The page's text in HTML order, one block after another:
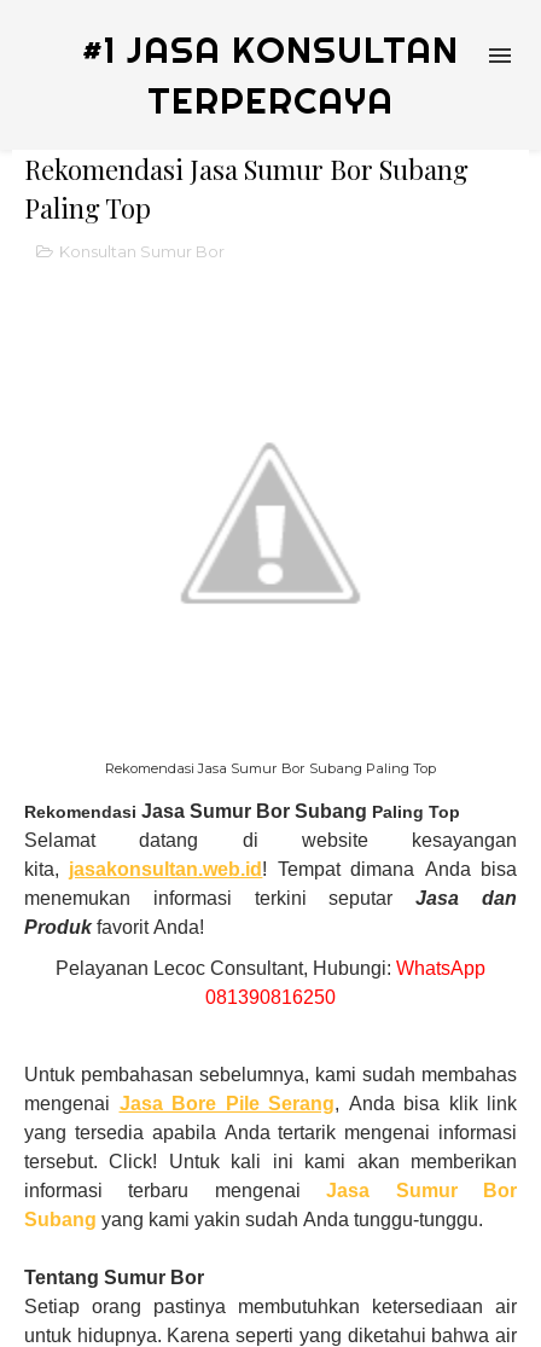
#1 JASA KONSULTAN
TERPERCAYA
Rekomendasi Jasa Sumur Bor Subang
Paling Top
Konsultan Sumur Bor
Rekomendasi Jasa Sumur Bor Subang Paling Top
Rekomendasi Jasa Sumur Bor Subang Paling Top
Selamat datang di website kesayangan
kita, jasakonsultan.web.id ! Tempatdimana Anda bisa
menemukan informasi terkini seputar
Jasa dan
Produk favoritAnda!
Pelayanan Lecoc Consultant, Hubungi: WhatsApp
081390816250
Untuk pembahasan sebelumnya, kami sudah membahas
mengenai Jasa Bore Pile Serang, Anda bisa klik link
yang tersedia apabila Anda tertarik mengenai informasi
tersebut. Click! Untuk kali ini kami akan memberikan
informasi terbaru mengenaiJasa Sumur Bor
Subang yang kami yakin sudah Anda tunggu-tunggu.
Tentang Sumur Bor
Setiap orang pastinya membutuhkan ketersediaan air
untuk hidupnya. Karena seperti yang diketahui bahwa air